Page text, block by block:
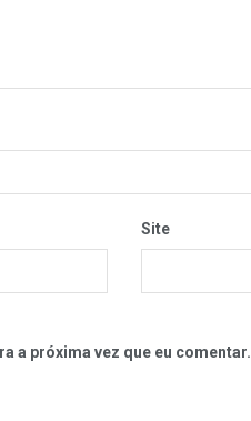
Site
a próxima vez que eu comentar.